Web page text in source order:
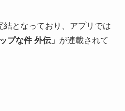
結となっており、アプリでは
プな件 外伝」 が連載されて